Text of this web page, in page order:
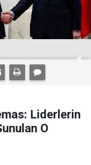
Liderlerin
O